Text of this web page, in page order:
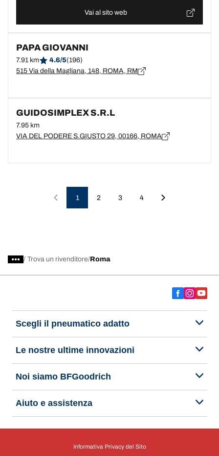
Vai al sito web
PAPA GIOVANNI
7.91 km 4.6/5(196)
515 Via della Magliana, 148, ROMA, RM
GUIDOSIMPLEX S.R.L
7.95 km
VIA DEL PODERE S.GIUSTO 29, 00166, ROMA
1 2 3 4
/ Trova un rivenditore Roma
Scegli il pneumatico adatto
Le nostre ultime innovazioni
Noi siamo BFGoodrich
Aiuto e assistenza
Informativa Privacy del Sito